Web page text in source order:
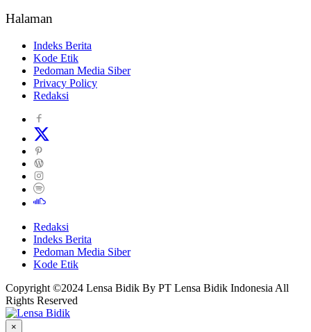
Halaman
Indeks Berita
Kode Etik
Pedoman Media Siber
Privacy Policy
Redaksi
Redaksi
Indeks Berita
Pedoman Media Siber
Kode Etik
Copyright ©2024 Lensa Bidik By PT Lensa Bidik Indonesia All
Rights Reserved
×